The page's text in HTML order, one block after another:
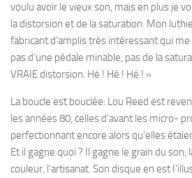
voulu avoir le vieux son, mais en plus je
la distorsion et de la saturation. Mon
fabricant d’amplis très intéressant qui
pas d’une pédale minable, pas de la
VRAIE distorsion. Hé ! Hé ! Hé ! »
La boucle est bouclée: Lou Reed est
les années 80, celles d’avant les micro-
perfectionnant encore alors qu’elles
Et il gagne quoi ? Il gagne le grain du son,
couleur, l’artisanat. Son disque en est